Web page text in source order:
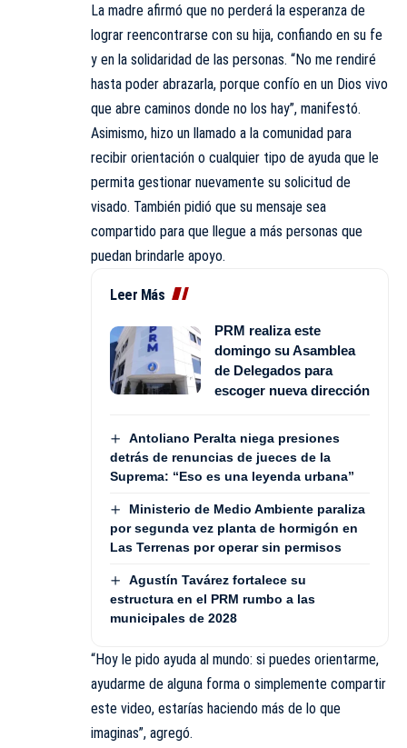
La madre afirmó que no perderá la esperanza de
lograr reencontrarse con su hija, confiando en su fe
y en la solidaridad de las personas. “No me rendiré
hasta poder abrazarla, porque confío en un Dios vivo
que abre caminos donde no los hay”, manifestó.
Asimismo, hizo un llamado a la comunidad para
recibir orientación o cualquier tipo de ayuda que le
permita gestionar nuevamente su solicitud de
visado. También pidió que su mensaje sea
compartido para que llegue a más personas que
puedan brindarle apoyo.
Leer Más
PRM realiza este
domingo su Asamblea
de Delegados para
escoger nueva dirección
Antoliano Peralta niega presiones
detrás de renuncias de jueces de la
Suprema: “Eso es una leyenda urbana”
Ministerio de Medio Ambiente paraliza
por segunda vez planta de hormigón en
Las Terrenas por operar sin permisos
Agustín Tavárez fortalece su
estructura en el PRM rumbo a las
municipales de 2028
“Hoy le pido ayuda al mundo: si puedes orientarme,
ayudarme de alguna forma o simplemente compartir
este video, estarías haciendo más de lo que
imaginas”, agregó.